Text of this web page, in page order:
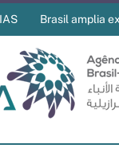
Brasil amplia